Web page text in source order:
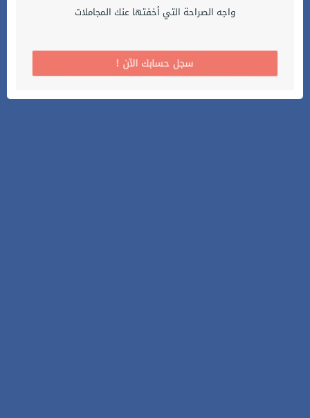
واجه الصراحة التي أخفتها عنك المجاملات
! سجل حسابك الآن